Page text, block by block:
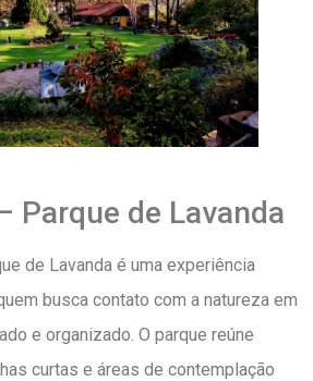
Parque de Lavanda
de Lavanda é uma experiência
busca contato com a natureza em
e organizado. O parque reúne
curtas e áreas de contemplação